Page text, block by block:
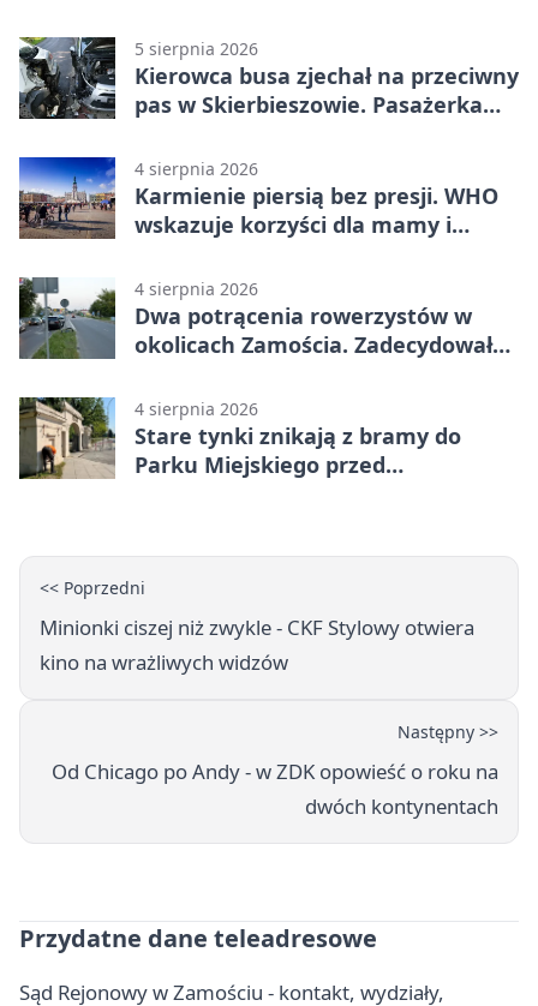
5 sierpnia 2026
Kierowca busa zjechał na przeciwny
pas w Skierbieszowie. Pasażerka
4 sierpnia 2026
Karmienie piersią bez presji. WHO
wskazuje korzyści dla mamy i
4 sierpnia 2026
Dwa potrącenia rowerzystów w
okolicach Zamościa. Zadecydowało
4 sierpnia 2026
Stare tynki znikają z bramy do
Parku Miejskiego przed
<< Poprzedni
Minionki ciszej niż zwykle - CKF Stylowy otwiera
kino na wrażliwych widzów
Następny >>
Od Chicago po Andy - w ZDK opowieść o roku na
dwóch kontynentach
Przydatne dane teleadresowe
Sąd Rejonowy w Zamościu - kontakt, wydziały,